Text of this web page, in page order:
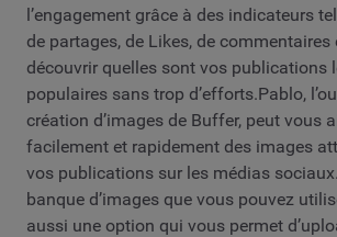
l’engagement grâce à des indicateurs
de partages, de Likes, de
découvrir quelles sont vos publications
populaires sans trop d’efforts.Pablo,
création d’images de Buffer, peut vous
facilement et rapidement des images
vos publications sur les médias
banque d’images que vous pouvez
aussi une option qui vous permet